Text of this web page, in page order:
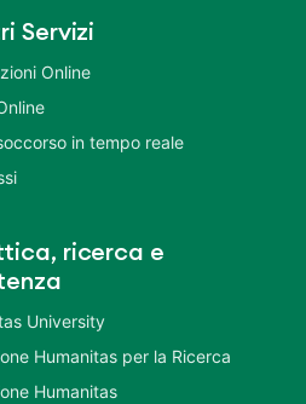
Servizi
Online
in tempo reale
ricerca e
University
Humanitas per la Ricerca
Humanitas